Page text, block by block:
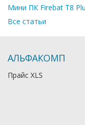
Мини ПК Firebat T8
Все статьи
АЛЬФАКОМП
Прайс XLS